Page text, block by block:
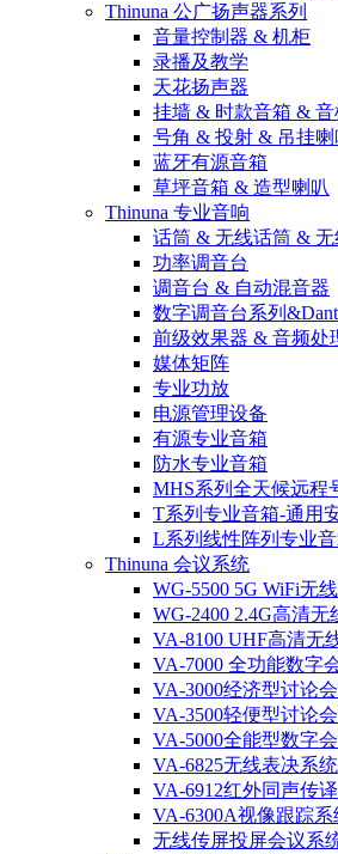
Thinuna 公广扬声器系列
音量控制器 & 机柜
录播及教学
天花扬声器
挂墙 & 时款音箱 & 音
号角 & 投射 & 吊挂喇
蓝牙有源音箱
草坪音箱 & 造型喇叭
Thinuna 专业音响
话筒 & 无线话筒 & 无
功率调音台
调音台 & 自动混音器
数字调音台系列
前级效果器 & 音频处
媒体矩阵
专业功放
电源管理设备
有源专业音箱
防水专业音箱
MHS系列全天候远程
T系列专业音箱-通用
L系列线性阵列专业
Thinuna 会议系统
WG-5500 5G WiFi无
WG-2400 2.4G高清无
VA-8100 UHF高清无
VA-7000 全功能数字
VA-3000经济型讨论
VA-3500轻便型讨论
VA-5000全能型数字
VA-6825无线表决系统
VA-6912红外同声传
VA-6300A视像跟踪系
无线传屏投屏会议系